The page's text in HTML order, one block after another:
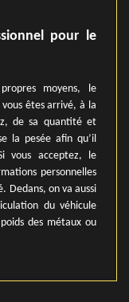
pour le
moyens, le
êtes arrivé, à la
de sa quantité et
la pesée afin qu’il
vous acceptez, le
personnelles
Dedans, on va aussi
du véhicule
des métaux ou